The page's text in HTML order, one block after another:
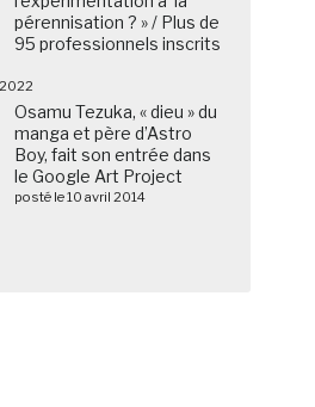
pérennisation ? » / Plus de
95 professionnels inscrits
Osamu Tezuka, « dieu » du
manga et père d’Astro
Boy, fait son entrée dans
le Google Art Project
posté le 10 avril 2014